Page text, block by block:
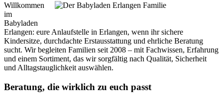
Willkommen
im
Babyladen
Erlangen: eure Anlaufstelle in Erlangen, wenn ihr sichere
Kindersitze, durchdachte Erstausstattung und ehrliche Beratung
sucht. Wir begleiten Familien seit 2008 – mit Fachwissen, Erfahrung
und einem Sortiment, das wir sorgfältig nach Qualität, Sicherheit
und Alltagstauglichkeit auswählen.
Beratung, die wirklich zu euch passt